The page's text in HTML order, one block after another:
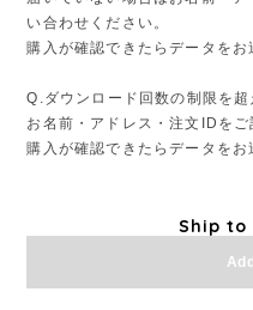
い合わせください。
購入が確認できたらデータをお
Q.ダウンロード回数の制限を超
お名前・アドレス・注文IDを
購入が確認できたらデータをお
Ship to